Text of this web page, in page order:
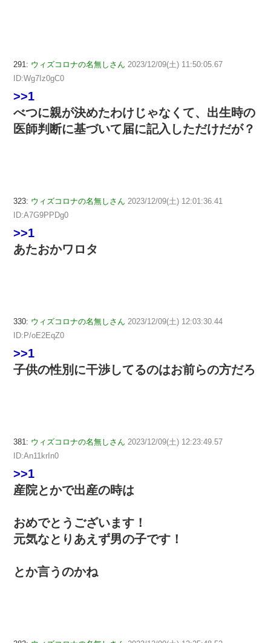
291: ウィズコロナの名無しさん 2023/12/09(土) 11:50:05.67
ID:Wg7Iz0gC0
>>1
べつに親が決めたわけじゃなくて、出生時の
医師判断に基づいて届に記入しただけだが？
323: ウィズコロナの名無しさん 2023/12/09(土) 12:01:36.41
ID:A7G9PPDg0
>>1
あたおかワロタ
330: ウィズコロナの名無しさん 2023/12/09(土) 12:03:30.44
ID:P/oE2EqZ0
>>1
子供の性別に干渉してるのはお前らの方だろ
381: ウィズコロナの名無しさん 2023/12/09(土) 12:23:49.57
ID:An11krIn0
>>1
産院とかで出産の時は
おめでとうございます！
元気なとりあえず男の子です！
とか言うのかね